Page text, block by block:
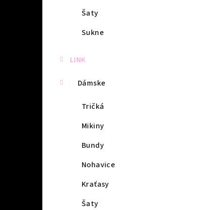
Šaty
Sukne
LINK
Dámske
Tričká
Mikiny
Bundy
Nohavice
Kraťasy
Šaty